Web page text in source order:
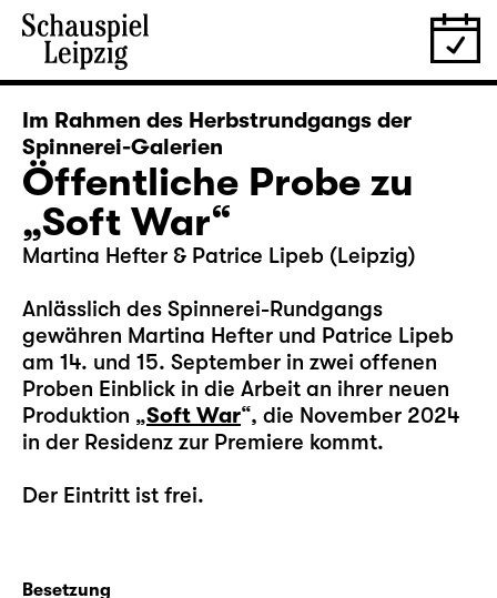
Im Rahmen des Herbstrundgangs der
Spinnerei-Galerien
Öffentliche Probe zu
„Soft War“
Martina Hefter & Patrice Lipeb (Leipzig)
Anlässlich des Spinnerei-Rundgangs
gewähren Martina Hefter und Patrice Lipeb
am 14. und 15. September in zwei offenen
Proben Einblick in die Arbeit an ihrer neuen
Produktion „Soft War“, die November 2024
in der Residenz zur Premiere kommt.
Der Eintritt ist frei.
Besetzung